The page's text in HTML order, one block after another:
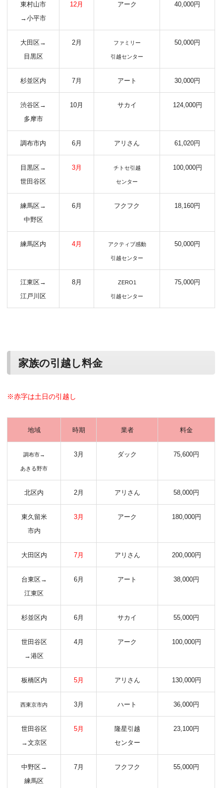
東村山市
→小平市
12月 アーク 40,000円
大田区→
目黒区
2月 ファミリー
引越センター
50,000円
杉並区内 7月 アート 30,000円
渋谷区→
多摩市
10月 サカイ 124,000円
調布市内 6月 アリさん 61,020円
目黒区→
世田谷区
3月 チトセ引越
センター
100,000円
練馬区→
中野区
6月 フクフク 18,160円
練馬区内 4月 アクティブ感動
引越センター
50,000円
江東区→
江戸川区
8月 ZERO1
引越センター
75,000円
家族の引越し料金
※赤字は土日の引越し
地域 時期 業者 料金
調布市→
あきる野市
3月 ダック 75,600円
北区内 2月 アリさん 58,000円
東久留米
市内
3月 アーク 180,000円
大田区内 7月 アリさん 200,000円
台東区→
江東区
6月 アート 38,000円
杉並区内 6月 サカイ 55,000円
世田谷区
→港区
4月 アーク 100,000円
板橋区内 5月 アリさん 130,000円
西東京市内 3月 ハート 36,000円
世田谷区
→文京区
5月
隆星引越
センター
23,100円
中野区→
練馬区
7月 フクフク 55,000円